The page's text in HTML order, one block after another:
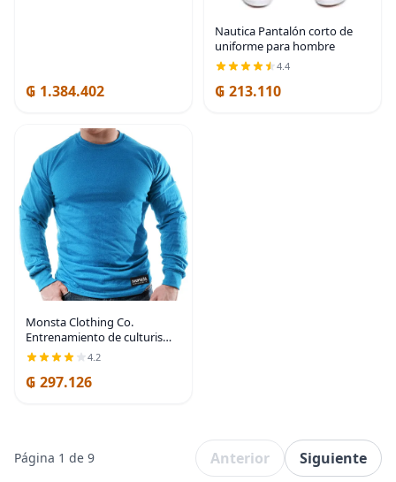
₲ 1.384.402
Nautica Pantalón corto de
uniforme para hombre
4.4
₲ 213.110
Monsta Clothing Co.
Entrenamiento de culturismo
masculino (Monsta Classic-
000) Gimnasio LNGSLV
4.2
₲ 297.126
Página 1 de 9 Anterior Siguiente